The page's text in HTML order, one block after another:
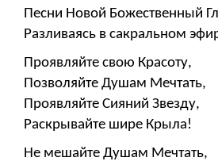
Песни Новой Божественный
Разливаясь в сакральном
Проявляйте свою Красоту,
Позволяйте Душам Мечтать,
Проявляйте Сияний Звезду,
Раскрывайте шире Крыла!
Не мешайте Душам Мечтать,